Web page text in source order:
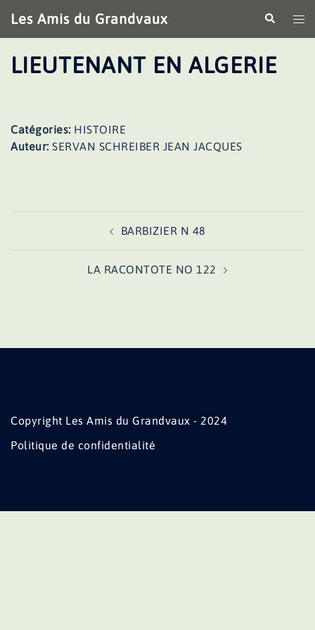
au
contenu
Les Amis du Grandvaux
le
LIEUTENANT EN ALGERIE
Catégories: HISTOIRE
Auteur: SERVAN SCHREIBER JEAN JACQUES
BARBIZIER N 48
LA RACONTOTE NO 122
Copyright Les Amis du Grandvaux - 2024
Politique de confidentialité